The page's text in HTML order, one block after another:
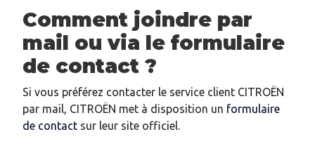
Comment joindre par
mail ou via le formulaire
de contact ?
Si vous préférez contacter le service client CITROËN
par mail, CITROËN met à disposition un formulaire
de contact sur leur site officiel.